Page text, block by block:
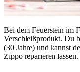
Bei dem Feuerstein im
Verschleißprodukt. Du
(30 Jahre) und kannst
Zippo reparieren lassen.